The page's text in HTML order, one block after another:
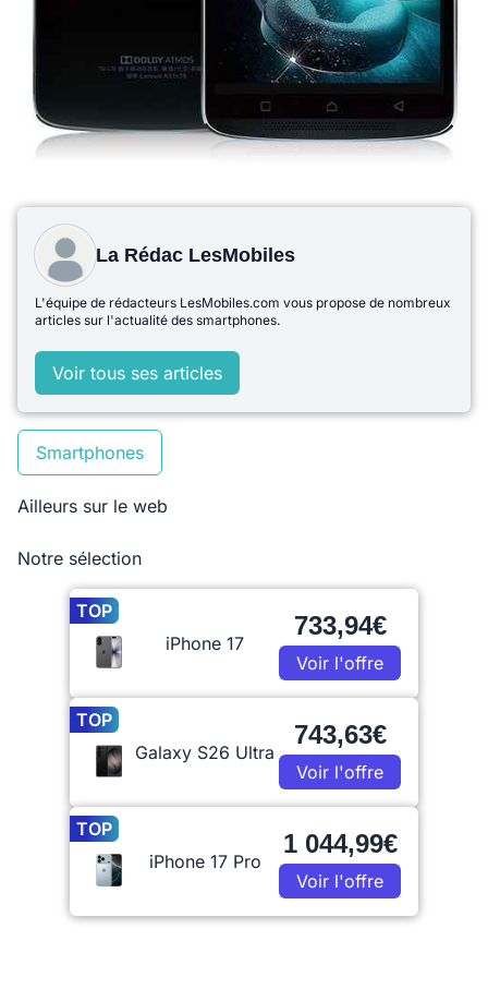
La Rédac LesMobiles
L'équipe de rédacteurs LesMobiles.com vous propose de nombreux
articles sur l'actualité des smartphones.
Voir tous ses articles
Smartphones
Ailleurs sur le web
Notre sélection
TOP
iPhone 17
733,94€
Voir l'offre
TOP
Galaxy S26 Ultra
743,63€
Voir l'offre
TOP
iPhone 17 Pro
1 044,99€
Voir l'offre